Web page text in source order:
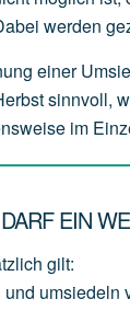
werden
einer
sinnvoll,
im
EIN
gilt:
und umsiedeln